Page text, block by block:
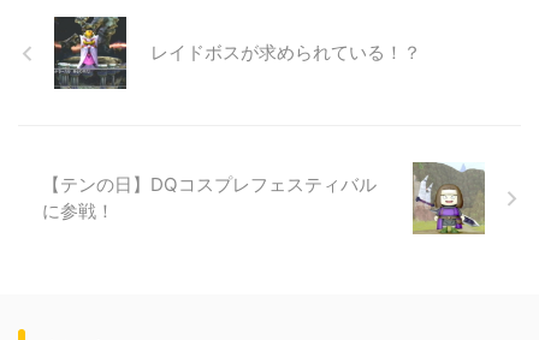
レイドボスが求められている！？
【テンの日】DQコスプレフェスティバル
に参戦！